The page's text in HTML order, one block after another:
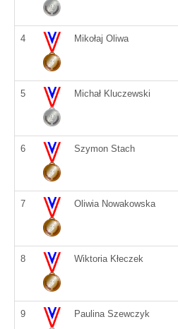
4 Mikołaj Oliwa
5 Michał Kluczewski
6 Szymon Stach
7 Oliwia Nowakowska
8 Wiktoria Kłeczek
9 Paulina Szewczyk